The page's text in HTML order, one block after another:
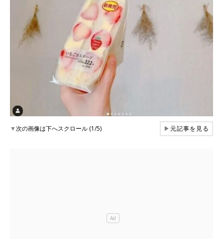
▼次の画像は下へスクロール (1/5) ▶元記事を見る